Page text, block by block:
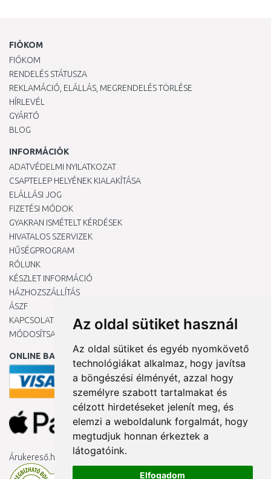
Az oldal sütiket használ
Az oldal sütiket és egyéb nyomkövető
technológiákat alkalmaz, hogy javítsa
a böngészési élményét, azzal hogy
személyre szabott tartalmakat és
célzott hirdetéseket jelenít meg, és
elemzi a weboldalunk forgalmát, hogy
megtudjuk honnan érkeztek a
látogatóink.
Elfogadom
FIÓKOM
FIÓKOM
RENDELÉS STÁTUSZA
REKLAMÁCIÓ, ELÁLLÁS, MEGRENDELÉS TÖRLÉSE
HÍRLEVÉL
GYÁRTÓ
BLOG
INFORMÁCIÓK
ADATVÉDELMI NYILATKOZAT
CSAPTELEP HELYÉNEK KIALAKÍTÁSA
ELÁLLÁSI JOG
FIZETÉSI MÓDOK
GYAKRAN ISMÉTELT KÉRDÉSEK
HIVATALOS SZERVIZEK
HŰSÉGPROGRAM
RÓLUNK
KÉSZLET INFORMÁCIÓ
HÁZHOZSZÁLLÍTÁS
ÁSZF
KAPCSOLAT
MÓDOSÍTSA A COOKIE-BEÁLLÍTÁSAIMAT
ONLINE BANKKÁRTYÁVAL
Árukereső.hu